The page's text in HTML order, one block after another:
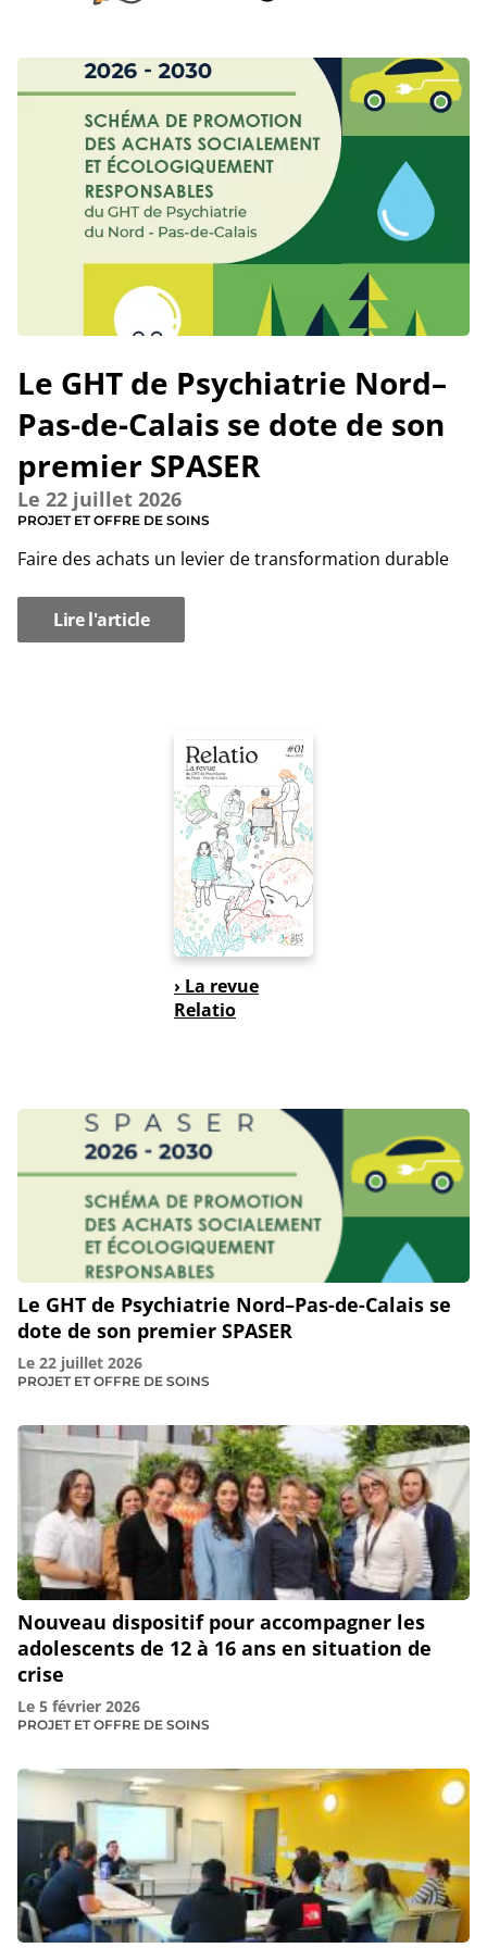
Le GHT de Psychiatrie Nord–
Pas-de-Calais se dote de son
premier SPASER
Le 22 juillet 2026
PROJET ET OFFRE DE SOINS
Faire des achats un levier de transformation durable
Lire l'article
› La revue
Relatio
Le GHT de Psychiatrie Nord–Pas-de-Calais se
dote de son premier SPASER
Le 22 juillet 2026
PROJET ET OFFRE DE SOINS
Nouveau dispositif pour accompagner les
adolescents de 12 à 16 ans en situation de
crise
Le 5 février 2026
PROJET ET OFFRE DE SOINS